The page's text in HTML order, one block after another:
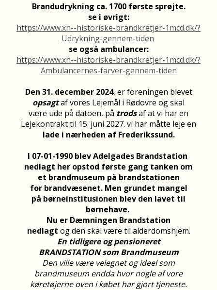
Brandudrykning ca. 1700 første sprøjte.
se i øvrigt:
https://www.xn--historiske-brandkretjer-1mcd.dk/?
Udrykning-gennem-tiden
se også ambulancer:
https://www.xn--historiske-brandkretjer-1mcd.dk/?
Ambulancernes-farver-gennem-tiden
Den 31. december 2024, er foreningen blevet
opsagtaf vores Lejemål i Rødovre og skal
være ude på datoen, på trodsaf at vi har en
Lejekontrakt til 15. juni 2027. vi har måtte leje en
lade i nærheden af Frederikssund.
I 07-01-1990 blev Adelgades Brandstation
nedlagt her opstod første gang tanken om
et brandmuseum på brandstationen
for brandvæsenet. Men grundet mangel
på børneinstitusionen blev den lavet til
børnehave.
Nu er Dæmningen Brandstation
nedlagt ogden skal være til alderdomshjem.
En tidligere og pensioneret
BRANDSTATION som Brandmuseum
Den ville være velegnet og ideelsom
brandmuseum endda hvor nogle af vore
køretøjerne oven i købet har gjort tjeneste.